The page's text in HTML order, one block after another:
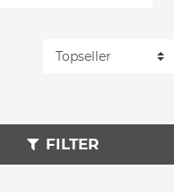
Kameras und Zubehör
FILTER